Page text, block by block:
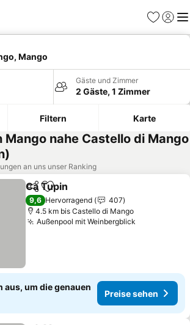
Favoriten
Mango
Gäste und Zimmer
2 Gäste, 1 Zimmer
Filtern Karte
nahe Castello di Mango
an uns unser Ranking
TeilenZu Favoriten hinzufügen
Ca Tupin
9,6 Hervorragend
407
4.5 km bis Castello di Mango
Außenpool mit Weinbergblick
aus, um die genauen
Preise sehen